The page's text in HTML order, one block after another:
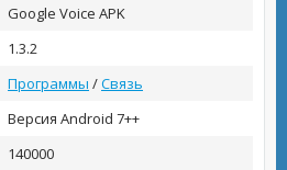
Google Voice APK
1.3.2
Программы /Связь
Версия Android 7++
140000